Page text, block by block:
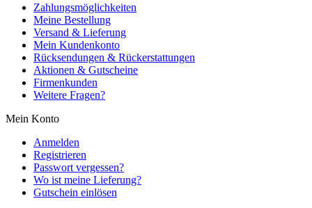
Zahlungsmöglichkeiten
Meine Bestellung
Versand & Lieferung
Mein Kundenkonto
Rücksendungen & Rückerstattungen
Aktionen & Gutscheine
Firmenkunden
Weitere Fragen?
Mein Konto
Anmelden
Registrieren
Passwort vergessen?
Wo ist meine Lieferung?
Gutschein einlösen